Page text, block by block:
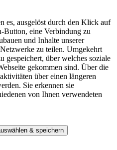
es, ausgelöst durch den Klick auf
Button, eine Verbindung zu
und Inhalte unserer
zu teilen. Umgekehrt
gespeichert, über welches soziale
gekommen sind. Über die
über einen längeren
Sie erkennen sie
von Ihnen verwendeten
& speichern